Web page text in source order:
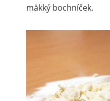
mäkký bochníček.